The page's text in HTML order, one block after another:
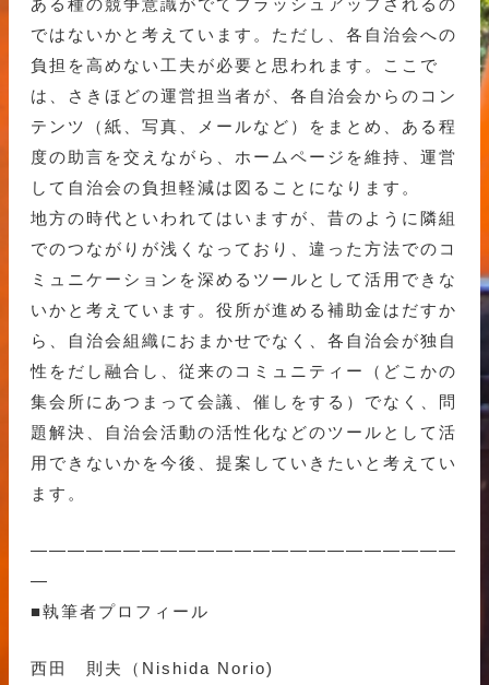
ある種の競争意識がでてブラッシュアップされるの
ではないかと考えています。ただし、各自治会への
負担を高めない工夫が必要と思われます。ここで
は、さきほどの運営担当者が、各自治会からのコン
テンツ（紙、写真、メールなど）をまとめ、ある程
度の助言を交えながら、ホームページを維持、運営
して自治会の負担軽減は図ることになります。
地方の時代といわれてはいますが、昔のように隣組
でのつながりが浅くなっており、違った方法でのコ
ミュニケーションを深めるツールとして活用できな
いかと考えています。役所が進める補助金はだすか
ら、自治会組織におまかせでなく、各自治会が独自
性をだし融合し、従来のコミュニティー（どこかの
集会所にあつまって会議、催しをする）でなく、問
題解決、自治会活動の活性化などのツールとして活
用できないかを今後、提案していきたいと考えてい
ます。
———————————————————————
—
■執筆者プロフィール
西田 則夫（Nishida Norio)